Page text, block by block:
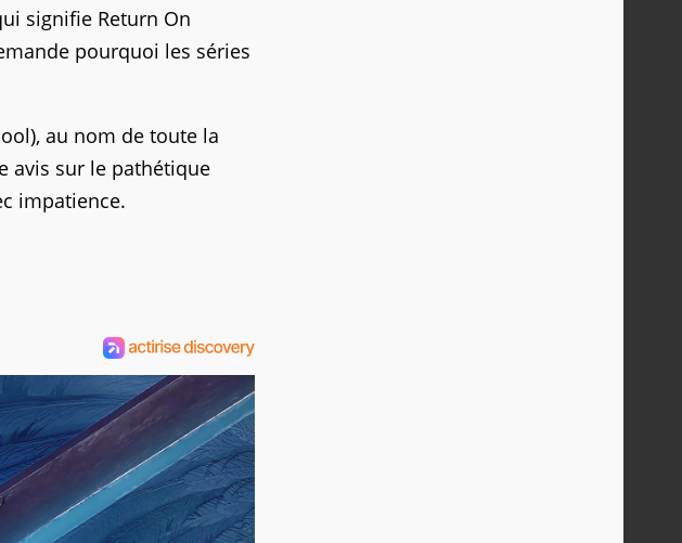
signifie Return On
pourquoi les séries
au nom de toute la
avis sur le pathétique
impatience.